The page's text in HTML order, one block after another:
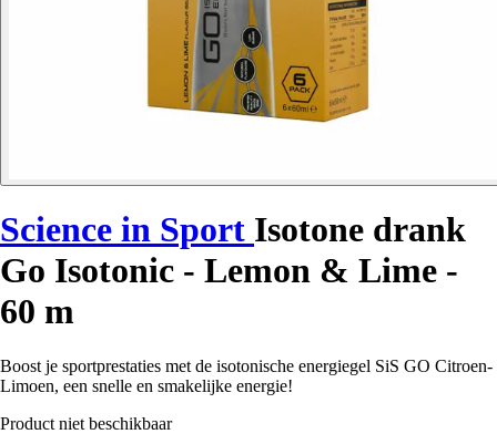
Science in Sport Isotone drank
Go Isotonic - Lemon & Lime -
60 m
Boost je sportprestaties met de isotonische energiegel SiS GO Citroen-
Limoen, een snelle en smakelijke energie!
Product niet beschikbaar